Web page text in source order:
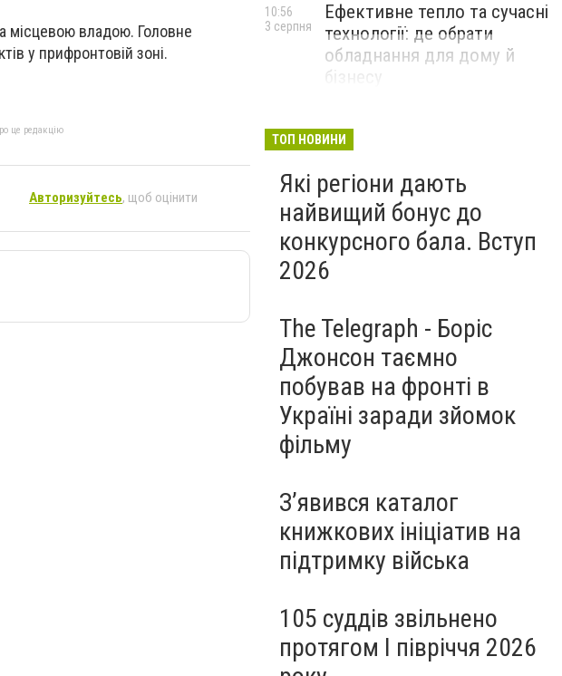
місцевою владою. Головне
у прифронтовій зоні.
це редакцію
Авторизуйтесь, щоб оцінити
Ефективне тепло та сучасні
технології: де обрати
обладнання для дому й
бізнесу
10:56
3 серпня
ТОП НОВИНИ
Які регіони дають
найвищий бонус до
конкурсного бала. Вступ
2026
The Telegraph - Боріс
Джонсон таємно
побував на фронті в
Україні заради зйомок
фільму
З’явився каталог
книжкових ініціатив на
підтримку війська
105 суддів звільнено
протягом I півріччя 2026